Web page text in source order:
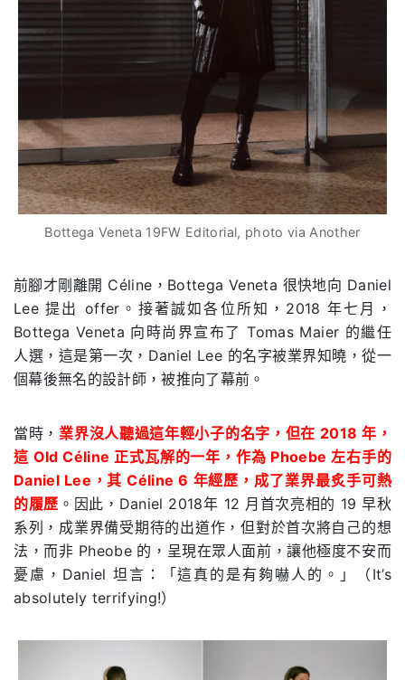
Bottega Veneta 19FW Editorial, photo via Another
前腳才剛離開 Céline，Bottega Veneta 很快地向 Daniel
Lee 提出 offer。接著誠如各位所知，2018 年七月，
Bottega Veneta 向時尚界宣布了 Tomas Maier 的繼任
人選，這是第一次，Daniel Lee 的名字被業界知曉，從一
個幕後無名的設計師，被推向了幕前。
當時， 業界沒人聽過這年輕小子的名字，但在 2018 年，
這 Old Céline 正式瓦解的一年，作為 Phoebe 左右手的
Daniel Lee，其 Céline 6 年經歷，成了業界最炙手可熱
的履歷 。因此，Daniel 2018年 12 月首次亮相的 19 早秋
系列，成業界備受期待的出道作，但對於首次將自己的想
法，而非 Pheobe 的，呈現在眾人面前，讓他極度不安而
憂慮，Daniel 坦言：「這真的是有夠嚇人的。」（It’s
absolutely terrifying!）